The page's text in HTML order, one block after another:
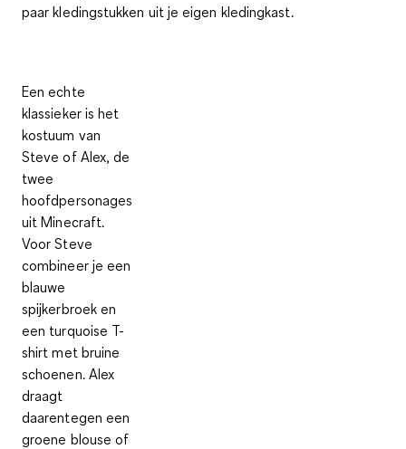
paar kledingstukken uit je eigen kledingkast.
Een echte
klassieker is het
kostuum van
Steve of Alex, de
twee
hoofdpersonages
uit Minecraft.
Voor Steve
combineer je een
blauwe
spijkerbroek en
een turquoise T-
shirt met bruine
schoenen. Alex
draagt
daarentegen een
groene blouse of